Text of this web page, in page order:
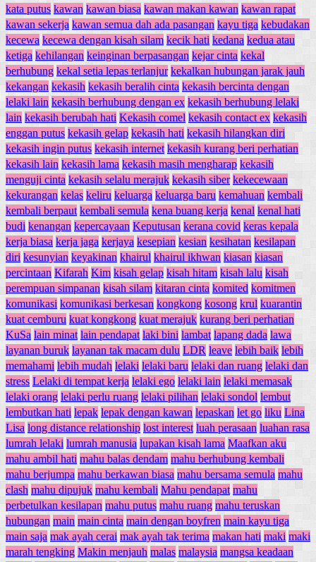
kata putus kawan kawan biasa kawan makan kawan kawan rapat
kawan sekerja kawan semua dah ada pasangan kayu tiga kebudakan
kecewa kecewa dengan kisah silam kecik hati kedana kedua atau
ketiga kehilangan keinginan berpasangan kejar cinta kekal
berhubung kekal setia lepas terlanjur kekalkan hubungan jarak jauh
kekangan kekasih kekasih beralih cinta kekasih bercinta dengan
lelaki lain kekasih berhubung dengan ex kekasih berhubung lelaki
lain kekasih berubah hati Kekasih comel kekasih contact ex kekasih
enggan putus kekasih gelap kekasih hati kekasih hilangkan diri
kekasih ingin putus kekasih internet kekasih kurang beri perhatian
kekasih lain kekasih lama kekasih masih mengharap kekasih
menguji cinta kekasih selalu merajuk kekasih siber kekecewaan
kekurangan kelas keliru keluarga keluarga baru kemahuan kembali
kembali berpaut kembali semula kena buang kerja kenal kenal hati
budi kenangan kepercayaan Keputusan kerana covid keras kepala
kerja biasa kerja jaga kerjaya kesepian kesian kesihatan kesilapan
diri kesunyian keyakinan khairul khairul ikhwan kiasan kiasan
percintaan Kifarah Kim kisah gelap kisah hitam kisah lalu kisah
perempuan simpanan kisah silam kitaran cinta komited komitmen
komunikasi komunikasi berkesan kongkong kosong krul kuarantin
kuat cemburu kuat kongkong kuat merajuk kurang beri perhatian
KuSa lain minat lain pendapat laki bini lambat lapang dada lawa
layanan buruk layanan tak macam dulu LDR leave lebih baik lebih
memahami lebih mudah lelaki lelaki baru lelaki dan ruang lelaki dan
stress Lelaki di tempat kerja lelaki ego lelaki lain lelaki memasak
lelaki orang lelaki perlu ruang lelaki pilihan lelaki sondol lembut
lembutkan hati lepak lepak dengan kawan lepaskan let go liku Lina
Lisa long distance relationship lost interest luah perasaan luahan rasa
lumrah lelaki lumrah manusia lupakan kisah lama Maafkan aku
mahu ambil hati mahu balas dendam mahu berhubung kembali
mahu berjumpa mahu berkawan biasa mahu bersama semula mahu
clash mahu dipujuk mahu kembali Mahu pendapat mahu
perbetulkan kesilapan mahu putus mahu ruang mahu teruskan
hubungan main main cinta main dengan boyfren main kayu tiga
main saja mak ayah cerai mak ayah tak terima makan hati maki maki
marah tengking Makin menjauh malas malaysia mangsa keadaan